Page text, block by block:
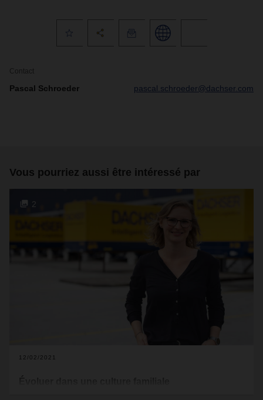
Contact
Pascal Schroeder pascal.schroeder@dachser.com
Vous pourriez aussi être intéressé par
2
12/02/2021